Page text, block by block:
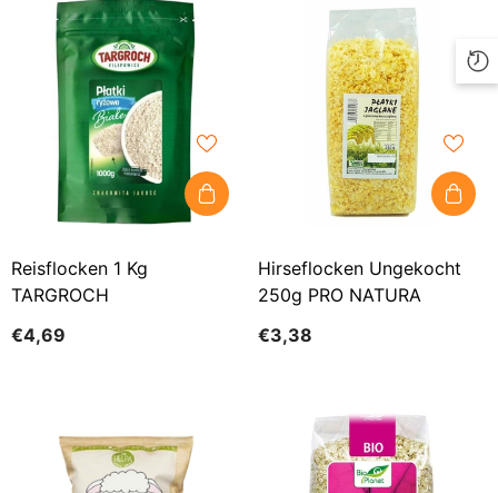
Reisflocken 1 Kg
TARGROCH
€4,69
Hirseflocken Ungekocht
250g PRO NATURA
€3,38